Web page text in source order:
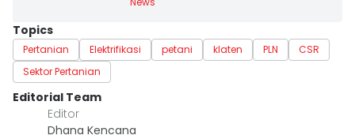
Topics
Pertanian Elektrifikasi petani klaten PLN
CSR
Sektor Pertanian
Editorial Team
Editor
Dhana Kencana